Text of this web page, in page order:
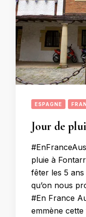
ESPAGNE
Jour de
pluie à
fêter les 5
qu’on nous
#En France
emmène